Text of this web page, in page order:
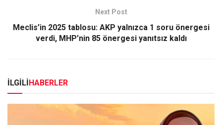
Next Post
Meclis’in 2025 tablosu: AKP yalnızca 1 soru önergesi
verdi, MHP’nin 85 önergesi yanıtsız kaldı
İLGİLİHABERLER